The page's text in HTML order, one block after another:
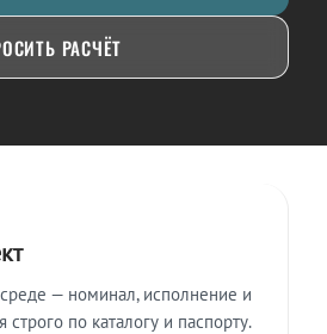
РАСЧЁТ
— номинал, исполнение и
по каталогу и паспорту.